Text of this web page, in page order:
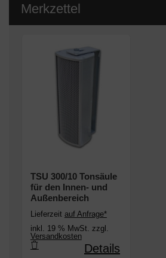
Merkzettel
TSU 300/10 Tonsäule
für den Innen- und
Außenbereich
Lieferzeit auf Anfrage*
inkl. 19 % MwSt. zzgl.
Versandkosten
Tonsäule für den Innen- und
Details